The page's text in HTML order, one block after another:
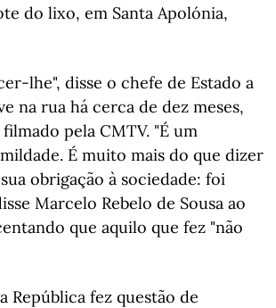
do lixo, em Santa Apolónia,
lhe", disse o chefe de Estado a
na rua há cerca de dez meses,
pela CMTV. "É um
É muito mais do que dizer
obrigação à sociedade: foi
Marcelo Rebelo de Sousa ao
que aquilo que fez "não
República fez questão de